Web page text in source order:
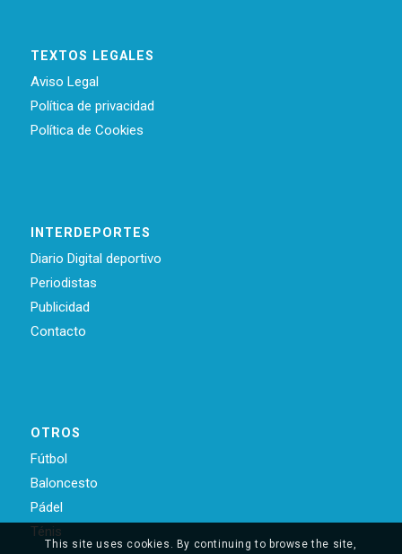
TEXTOS LEGALES
Aviso Legal
Política de privacidad
Política de Cookies
INTERDEPORTES
Diario Digital deportivo
Periodistas
Publicidad
Contacto
OTROS
Fútbol
Baloncesto
Pádel
Ténis
This site uses cookies. By continuing to browse the site,